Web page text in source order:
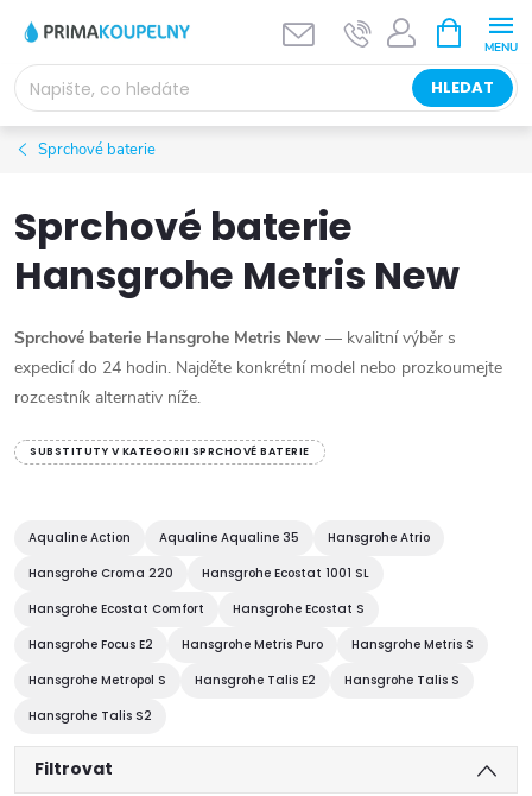
obsah
HLEDAT
NÁKUPNÍ
KOŠÍK
Sprchové baterie
Sprchové baterie
Hansgrohe Metris New
Sprchové baterie Hansgrohe Metris New — kvalitní výběr s
expedicí do 24 hodin. Najděte konkrétní model nebo prozkoumejte
rozcestník alternativ níže.
SUBSTITUTY V KATEGORII SPRCHOVÉ BATERIE
Aqualine Action Aqualine Aqualine 35
Hansgrohe Atrio
Hansgrohe Croma 220
Hansgrohe Ecostat 1001 SL
Hansgrohe Ecostat Comfort
Hansgrohe Ecostat S
Hansgrohe Focus E2
Hansgrohe Metris Puro
Hansgrohe Metris S
Hansgrohe Metropol S
Hansgrohe Talis E2
Hansgrohe Talis S
Hansgrohe Talis S2
Filtrovat